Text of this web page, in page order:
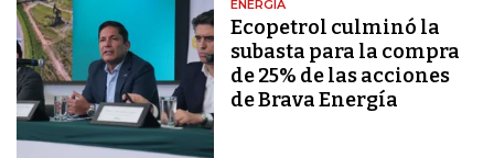
ENERGÍA
Ecopetrol culminó la
subasta para la compra
de 25% de las acciones
de Brava Energía